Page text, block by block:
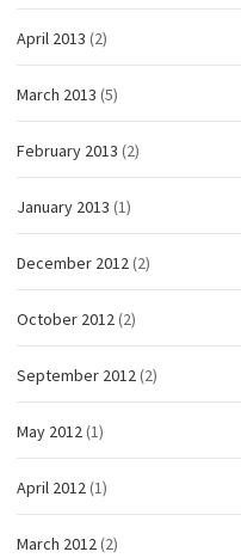
April 2013 (2)
March 2013 (5)
February 2013 (2)
January 2013 (1)
December 2012(2)
October 2012(2)
September 2012(2)
May 2012(1)
April 2012(1)
March 2012(2)